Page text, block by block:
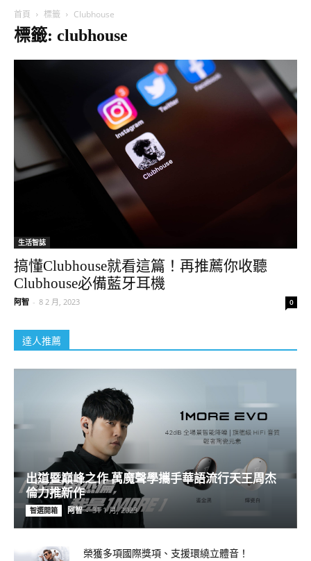
首頁 標籤 Clubhouse
標籤: clubhouse
生活智誌
搞懂Clubhouse就看這篇！再推薦你收聽
Clubhouse必備藍牙耳機
阿智 - 8 2 月, 2023 0
達人推薦
出道暨巔峰之作 萬魔聲學攜手華語流行天王周杰
倫力推新作
智選開箱 阿智 - 31 1 月, 2023
榮獲多項國際獎項、支援環繞立體音！